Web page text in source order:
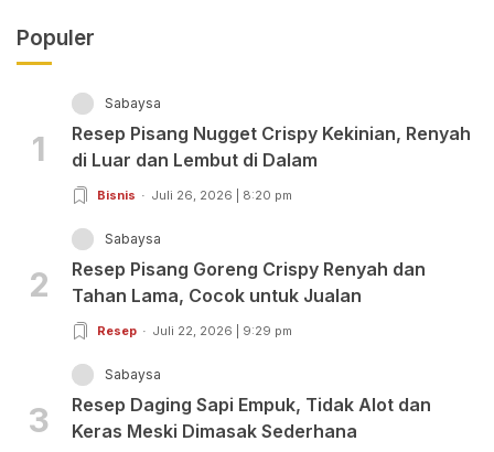
Populer
1
Sabaysa
Resep Pisang Nugget Crispy Kekinian, Renyah
di Luar dan Lembut di Dalam
Bisnis Juli 26, 2026 | 8:20 pm
2
Sabaysa
Resep Pisang Goreng Crispy Renyah dan
Tahan Lama, Cocok untuk Jualan
Resep Juli 22, 2026 | 9:29 pm
3
Sabaysa
Resep Daging Sapi Empuk, Tidak Alot dan
Keras Meski Dimasak Sederhana